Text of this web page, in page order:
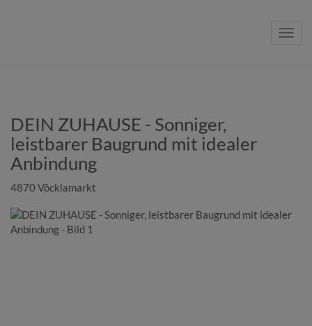
DEIN ZUHAUSE - Sonniger,
leistbarer Baugrund mit idealer
Anbindung
4870 Vöcklamarkt